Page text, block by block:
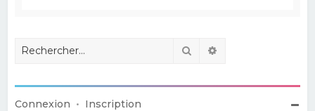
Rechercher
Connexion • Inscription